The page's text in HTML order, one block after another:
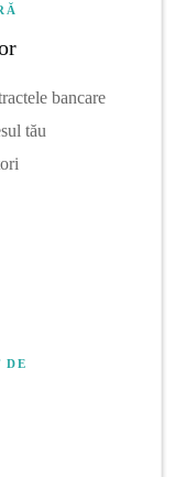
bancare
tău
DE